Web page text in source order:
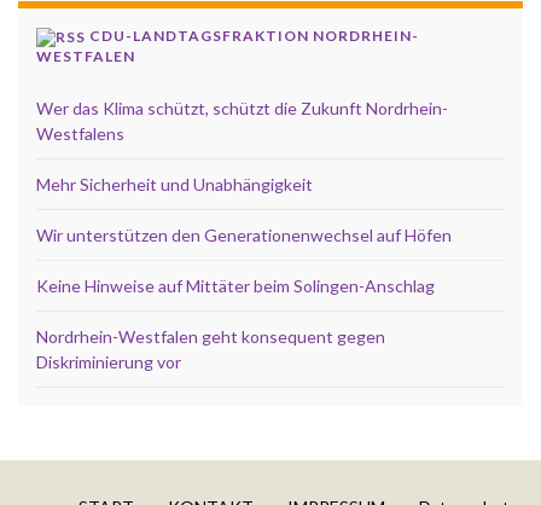
CDU-LANDTAGSFRAKTION NORDRHEIN-
WESTFALEN
Wer das Klima schützt, schützt die Zukunft Nordrhein-
Westfalens
Mehr Sicherheit und Unabhängigkeit
Wir unterstützen den Generationenwechsel auf Höfen
Keine Hinweise auf Mittäter beim Solingen-Anschlag
Nordrhein-Westfalen geht konsequent gegen
Diskriminierung vor